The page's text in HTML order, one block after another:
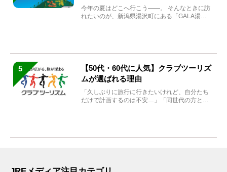
まれ変わる
今年の夏はどこへ行こう――。 そんなときに訪
れたいのが、新潟県湯沢町にある「GALA湯
5
【50代・60代に人気】クラブツーリズ
ムが選ばれる理由
「久しぶりに旅行に行きたいけれど、自分たち
だけで計画するのは不安…」「同世代の方と気